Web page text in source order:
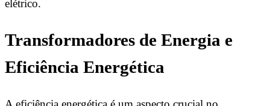
elétrico.
Transformadores de Energia e
Eficiência Energética